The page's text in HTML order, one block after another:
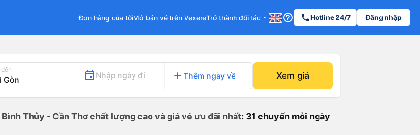
Đơn hàng của tôiMở bán vé trên VexereTrở thành đối tác arrow_drop_down help_outline phoneHotline 24/7 Đăng nhập
đến
Nhập ngày đi add Thêm ngày về Xem giá
Thủy - Cần Thơ chất lượng cao và giá vé ưu đãi nhất: 31 chuyến mỗi ngày